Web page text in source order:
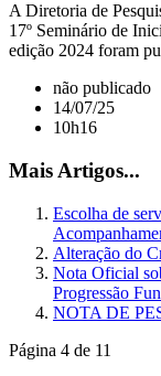
A Diretoria de
17º Seminário de
edição 2024 foram
não publicado
14/07/25
10h16
Mais Artigos...
Escolha de
Alteração do
Nota Oficial
Progressão
NOTA DE
Página 4 de 11